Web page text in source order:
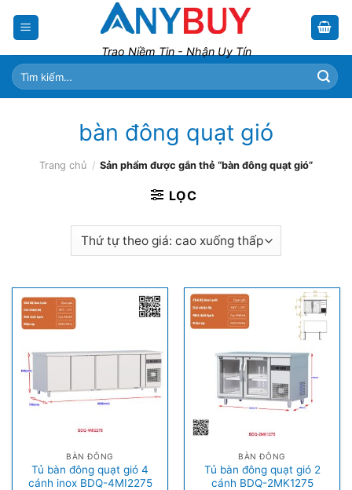
Trao Niềm Tin - Nhận Uy Tín
Tìm
kiếm:
bàn đông quạt gió
Trang chủ / Sản phẩm được gắn thẻ “bàn đông quạt gió”
LỌC
BÀN ĐÔNG
Tủ bàn đông quạt gió 4
cánh inox BDQ-4MI2275
BÀN ĐÔNG
Tủ bàn đông quạt gió 2
cánh BDQ-2MK1275